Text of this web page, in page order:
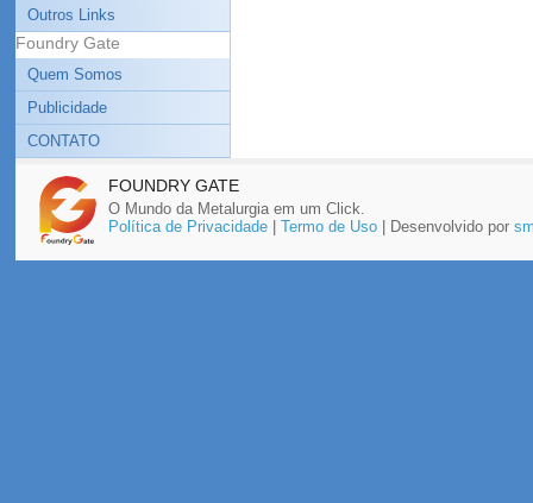
Outros Links
Foundry Gate
Quem Somos
Publicidade
CONTATO
FOUNDRY GATE
O Mundo da Metalurgia em um Click.
Política de Privacidade| Termo de Uso| Desenvolvido por